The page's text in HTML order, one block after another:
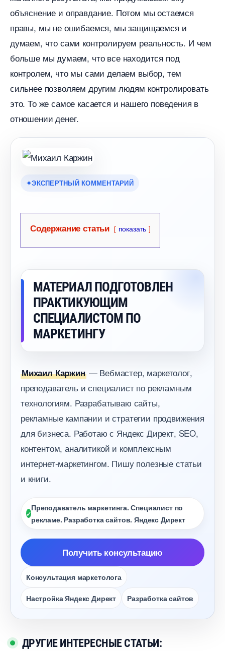
объяснение и оправдание. Потом мы остаемся
правы, мы не ошибаемся, мы защищаемся и
думаем, что сами контролируем реальность. И чем
ольше мы думаем, что все находится под
контролем, что мы сами делаем выбор, тем
сильнее позволяем другим людям контролировать
это. То же самое касается и нашего поведения
отношении денег.
ЭКСПЕРТНЫЙ КОММЕНТАРИЙ
Содержание статьи показать
МАТЕРИАЛ ПОДГОТОВЛЕН
ПРАКТИКУЮЩИМ
СПЕЦИАЛИСТОМ ПО
МАРКЕТИНГУ
Михаил Каржин— Вебмастер, маркетолог,
преподаватель и специалист по рекламным
технологиям. Разрабатываю сайты,
рекламные кампании и стратегии продвижения
для бизнеса. Работаю с Яндекс Директ, SEO,
контентом, аналитикой и комплексным
интернет-маркетингом. Пишу полезные статьи
и книги.
Преподаватель маркетинга. Специалист по
рекламе. Разработка сайтов. Яндекс Директ
Получить консультацию
Консультация маркетолога
Настройка Яндекс Директ Разработка сайто
ДРУГИЕ ИНТЕРЕСНЫЕ СТАТЬИ: